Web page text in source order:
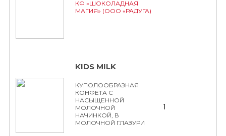
КФ «ШОКОЛАДНАЯ
МАГИЯ» (ООО «РАДУГА)
KIDS MILK
КУПОЛООБРАЗНАЯ
КОНФЕТА С
НАСЫЩЕННОЙ
МОЛОЧНОЙ
НАЧИНКОЙ, В
МОЛОЧНОЙ ГЛАЗУРИ
1